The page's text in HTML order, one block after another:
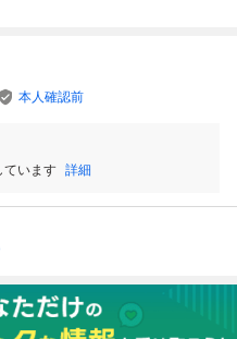
本人確認前
ています 詳細